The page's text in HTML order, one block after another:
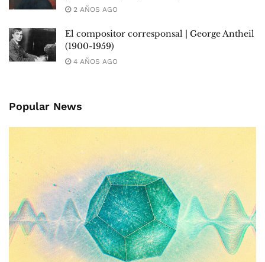
2 AÑOS AGO
El compositor corresponsal | George Antheil
(1900-1959)
4 AÑOS AGO
Popular News